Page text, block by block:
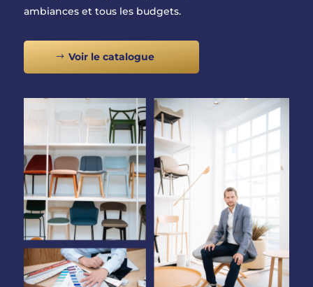
ambiances et tous les budgets.
Voir le catalogue